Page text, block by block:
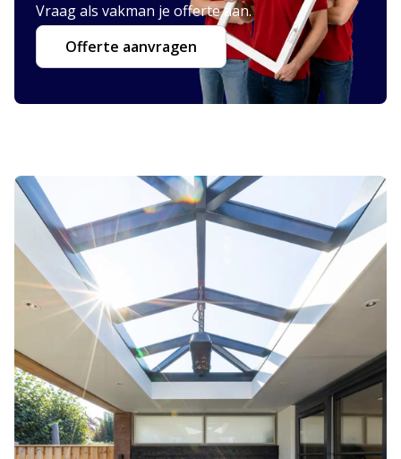
Vraag als vakman je offerte aan.
Offerte aanvragen